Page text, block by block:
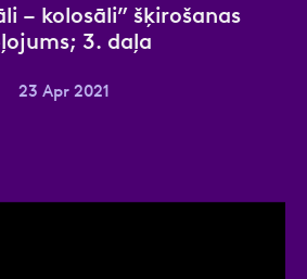
– kolosāli” šķirošanas
3. daļa
23 Apr 2021